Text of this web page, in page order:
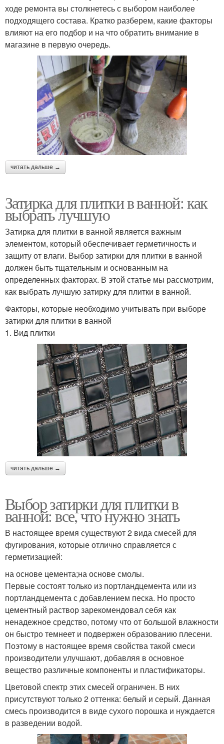
ходе ремонта вы столкнетесь с выбором наиболее
подходящего состава. Кратко разберем, какие факторы
влияют на его подбор и на что обратить внимание в
магазине в первую очередь.
читать дальше →
Затирка для плитки в ванной: как
выбрать лучшую
Затирка для плитки в ванной является важным
элементом, который обеспечивает герметичность и
защиту от влаги. Выбор затирки для плитки в ванной
должен быть тщательным и основанным на
определенных факторах. В этой статье мы рассмотрим,
как выбрать лучшую затирку для плитки в ванной.
Факторы, которые необходимо учитывать при выборе
затирки для плитки в ванной
1. Вид плитки
читать дальше →
Выбор затирки для плитки в
ванной: все, что нужно знать
В настоящее время существуют 2 вида смесей для
фугирования, которые отлично справляется с
герметизацией:
на основе цемента;на основе смолы.
Первые состоят только из портландцемента или из
портландцемента с добавлением песка. Но просто
цементный раствор зарекомендовал себя как
ненадежное средство, потому что от большой влажности
он быстро темнеет и подвержен образованию плесени.
Поэтому в настоящее время свойства такой смеси
производители улучшают, добавляя в основное
вещество различные компоненты и пластификаторы.
Цветовой спектр этих смесей ограничен. В них
присутствуют только 2 оттенка: белый и серый. Данная
смесь производится в виде сухого порошка и нуждается
в разведении водой.